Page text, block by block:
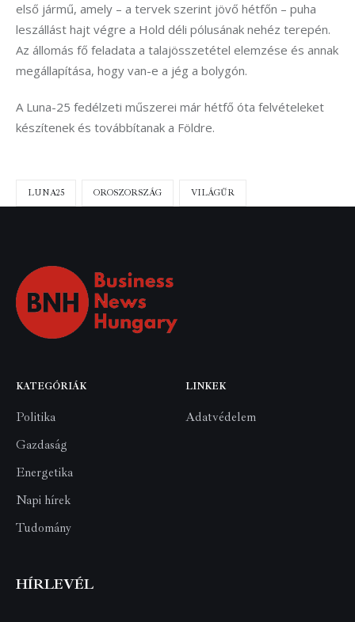
első jármű, amely – a tervek szerint jövő hétfőn – puha
leszállást hajt végre a Hold déli pólusának nehéz terepén.
Az állomás fő feladata a talajösszetétel elemzése és annak
megállapítása, hogy van-e a jég a bolygón.
A Luna-25 fedélzeti műszerei már hétfő óta felvételeket
készítenek és továbbítanak a Földre.
LUNA25 OROSZORSZÁG VILÁGŰR
KATEGÓRIÁK
Politika
Gazdaság
Energetika
Napi hírek
Tudomány
LINKEK
Adatvédelem
HÍRLEVÉL